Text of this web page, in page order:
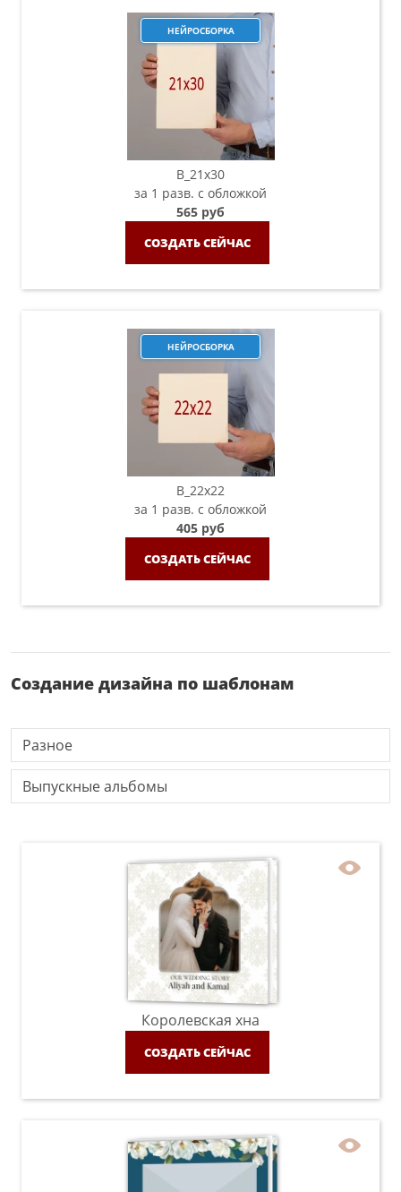
НЕЙРОСБОРКА
B_21х30
за 1 разв. с обложкой
565 руб
СОЗДАТЬ СЕЙЧАС
НЕЙРОСБОРКА
B_22х22
за 1 разв. с обложкой
405 руб
СОЗДАТЬ СЕЙЧАС
Создание дизайна по шаблонам
Разное
Выпускные альбомы
Королевская хна
СОЗДАТЬ СЕЙЧАС